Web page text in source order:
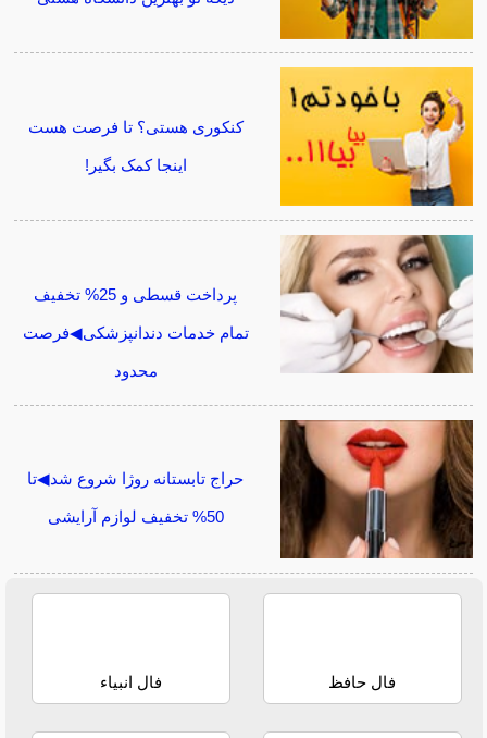
کنکوری هستی؟ تا فرصت هست
اینجا کمک بگیر!
پرداخت قسطی و 25% تخفیف
تمام خدمات دندانپزشکی◀فرصت
محدود
حراج تابستانه روژا شروع شد◀تا
50% تخفیف لوازم آرایشی
فال حافظ فال انبیاء